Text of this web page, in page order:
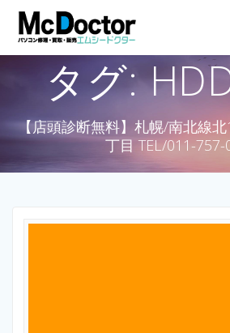
タグ:
【店頭診断無料】札幌/南北線
丁目 TEL/011-757-